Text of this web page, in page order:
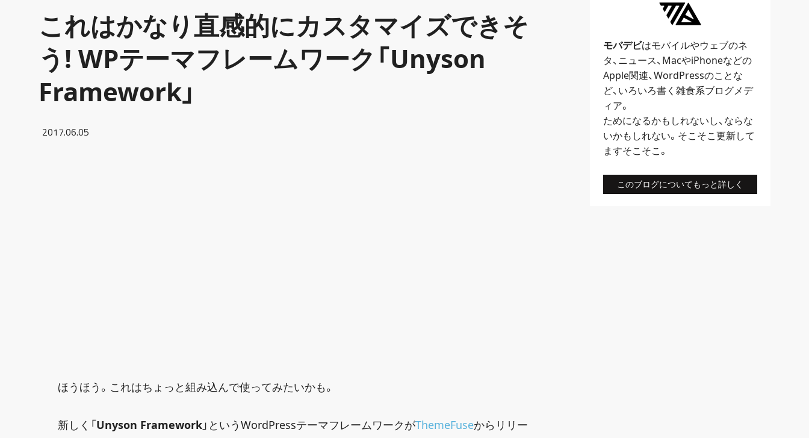
これはかなり直感的にカスタマイズできそ
う! WPテーマフレームワーク「Unyson
Framework」
2017.06.05
ほうほう。これはちょっと組み込んで使ってみたいかも。
新しく「Unyson Framework」というWordPressテーマフレームワークがThemeFuseからリリー
モバデビはモバイルやウェブのネ
タ、 ニュース、 MacやiPhoneなどの
Apple関連、WordPressのことな
ど、いろいろ書く雑食系ブログメデ
ィア。
ためになるかもしれないし、ならな
いかもしれない。そこそこ更新して
ますそこそこ。
このブログについてもっと詳しく